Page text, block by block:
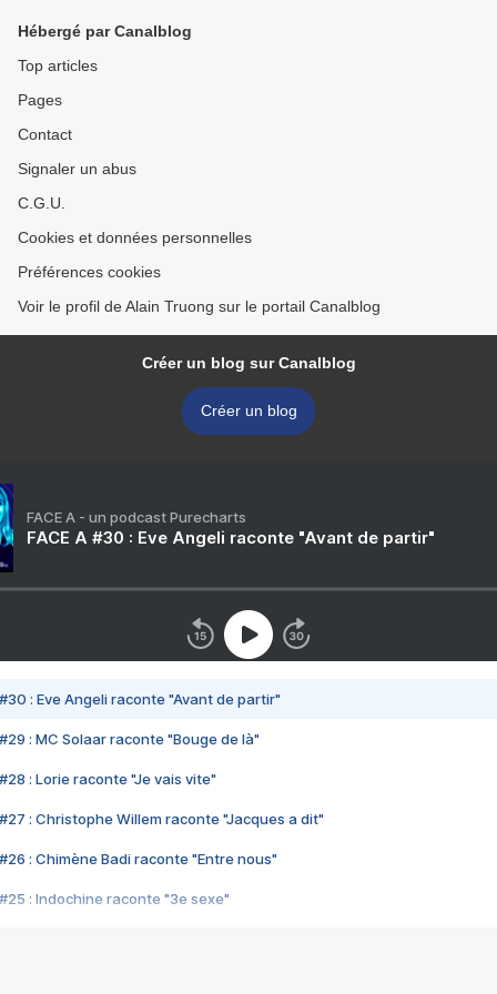
Hébergé par Canalblog
Top articles
Pages
Contact
Signaler un abus
C.G.U.
Cookies et données personnelles
Préférences cookies
Voir le profil de Alain Truong sur le portail Canalblog
Créer un blog sur Canalblog
Créer un blog
FACE A - un podcast Purecharts
FACE A #30 : Eve Angeli raconte "Avant de partir"
#30 : Eve Angeli raconte "Avant de partir"
#29 : MC Solaar raconte "Bouge de là"
#28 : Lorie raconte "Je vais vite"
#27 : Christophe Willem raconte "Jacques a dit"
#26 : Chimène Badi raconte "Entre nous"
#25 : Indochine raconte "3e sexe"